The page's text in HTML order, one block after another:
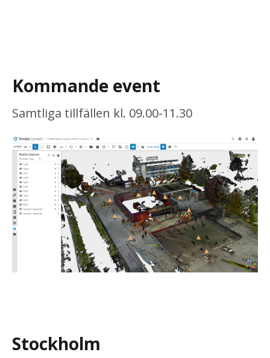
Kommande event
Samtliga tillfällen kl. 09.00-11.30
Stockholm